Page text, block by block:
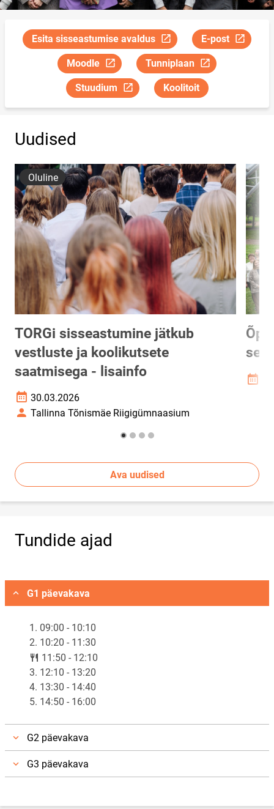
Esita sisseastumise avaldus
Link avaneb uuel leheküljel E-post
Link avaneb
Moodle
Link avaneb uuel leheküljel
Tunniplaan
Link avaneb uuel leheküljel
Stuudium
Link avaneb uuel leheküljel
Koolitoit
Uudised
Oluline
TORGi sisseastumine jätkub
vestluste ja koolikutsete
saatmisega - lisainfo
Loomise kuupäev
30.03.2026
AutorTallinna Tõnismäe Riigigümnaasium
Ava uudised
Tundide ajad
G1 päevakava
1. 09:00 - 10:10
2. 10:20 - 11:30
lunch
11:50 - 12:10
3. 12:10 - 13:20
4. 13:30 - 14:40
5. 14:50 - 16:00
G2 päevakava
G3 päevakava